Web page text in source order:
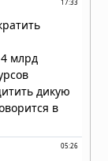
пламя
и
добраться